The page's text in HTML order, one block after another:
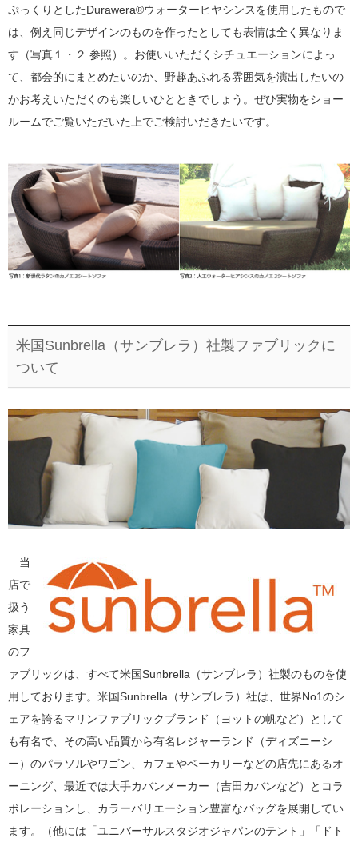
ぷっくりとしたDurawera®ウォーターヒヤシンスを使用したもので
は、例え同じデザインのものを作ったとしても表情は全く異なりま
す（写真１・２ 参照）。お使いいただくシチュエーションによっ
て、都会的にまとめたいのか、野趣あふれる雰囲気を演出したいの
かお考えいただくのも楽しいひとときでしょう。ぜひ実物をショー
ルームでご覧いただいた上でご検討いだきたいです。
米国Sunbrella（サンブレラ）社製ファブリックに
ついて
当
店で
扱う
家具
のフ
ァブリックは、すべて米国Sunbrella（サンブレラ）社製のものを使
用しております。米国Sunbrella（サンブレラ）社は、世界No1のシ
ェアを誇るマリンファブリックブランド（ヨットの帆など）として
も有名で、その高い品質から有名レジャーランド（ディズニーシ
ー）のパラソルやワゴン、カフェやベーカリーなどの店先にあるオ
ーニング、最近では大手カバンメーカー（吉田カバンなど）とコラ
ボレーションし、カラーバリエーション豊富なバッグを展開してい
ます。（他には「ユニバーサルスタジオジャパンのテント」「ドト